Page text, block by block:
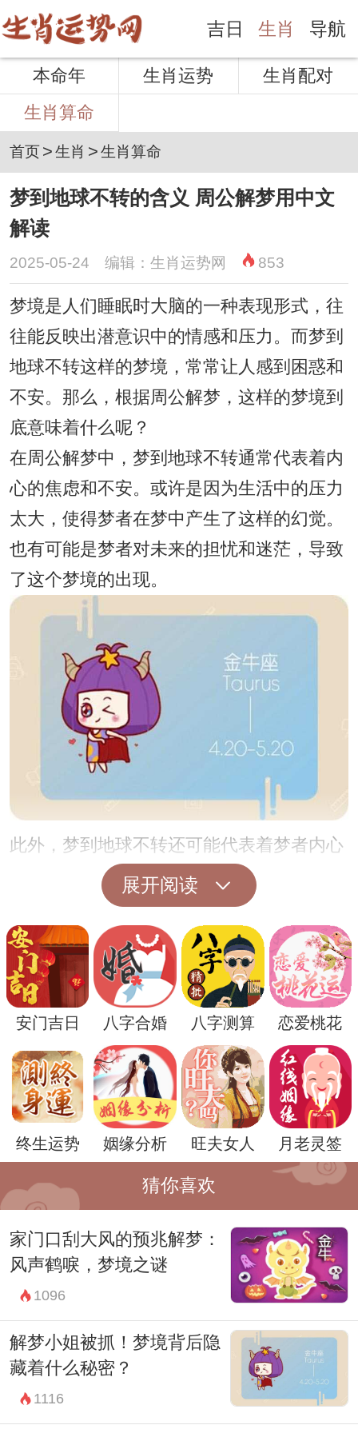
吉日 生肖 导航
本命年 生肖运势
生肖配对
生肖算命
首页>生肖 >生肖算命
梦到地球不转的含义 周公解梦用中文
解读
2025-05-24 编辑：生肖运势网 853
梦境是人们睡眠时大脑的一种表现形式，往
往能反映出潜意识中的情感和压力。而梦到
地球不转这样的梦境，常常让人感到困惑和
不安。那么，根据周公解梦，这样的梦境到
底意味着什么呢？
在周公解梦中，梦到地球不转通常代表着内
心的焦虑和不安。或许是因为生活中的压力
太大，使得梦者在梦中产生了这样的幻觉。
也有可能是梦者对未来的担忧和迷茫，导致
了这个梦境的出现。
此外，梦到地球不转还可能代表着梦者内心
对一些事情的无力感。也许是面对一些困难
和挑战时，梦者感到自己像是置身于无法控
制的局面之中，无法改变现状。这样的梦境
反映了梦者对生活的一种无力感和无法逃避
的现实压力。
然而，即使梦到地球不转代表着一些消极的
情绪和压力，周公解梦也提醒我们，梦境终
归是一种表现形式，并不一定代表着现实中
的真实情况。因此，面对这样的梦境，梦者
无需过分担忧，可以试着调整自己的心态和
情绪，寻找到排解压力的方式。
所以，当你梦到地球不转的时候，不妨反思
一下自己最近的情绪状态和生活压力，或许
可以从这个梦境中找到一些启示，帮助自己
更好地处理现实中的问题。同时，也可以尝
试一些放松身心的方法，比如运动、瑜伽、
或者与朋友聊聊天，来缓解自己的压力，重
新找回内心的平衡和安宁。
总之，梦到地球不转并不可怕，只要能够正
展开阅读
安门吉日 八字合婚 八字测算 恋爱桃花
终生运势 姻缘分析 旺夫女人 月老灵签
猜你喜欢
家门口刮大风的预兆解梦：
风声鹤唳，梦境之谜
1096
解梦小姐被抓！梦境背后隐
藏着什么秘密？
1116